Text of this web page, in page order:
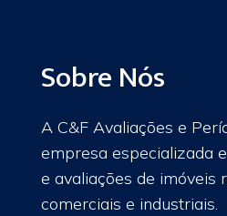
Sobre Nós
A C&F Avaliações e
empresa especializada
e avaliações de imóveis
comerciais e industriais.